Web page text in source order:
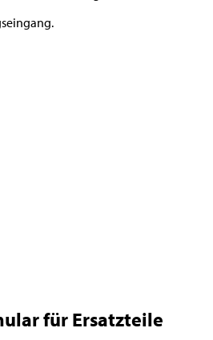
für Ersatzteile